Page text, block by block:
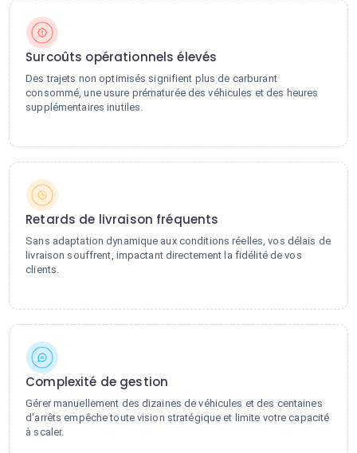
Surcoûts opérationnels élevés
Des trajets non optimisés signifient plus de carburant
consommé, une usure prématurée des véhicules et des heures
supplémentaires inutiles.
Retards de livraison fréquents
Sans adaptation dynamique aux conditions réelles, vos délais de
livraison souffrent, impactant directement la fidélité de vos
clients.
Complexité de gestion
Gérer manuellement des dizaines de véhicules et des centaines
d'arrêts empêche toute vision stratégique et limite votre capacité
à scaler.